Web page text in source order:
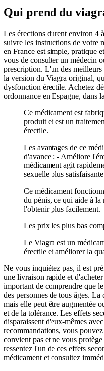
Qui prend du
Les érections durent environ 4
suivre les instructions de votre
en France est simple, pratique
vous de consulter un médecin
prescription. L'un des meilleurs
la version du Viagra original,
dysfonction érectile. Achetez
ordonnance en Espagne, dans
Ce médicament est
produit et est un
érectile.
Les avantages de ce
d'avance : - Améliore
médicament agit
sexuelle plus satisfaisante.
Ce médicament
du pénis, ce qui aide à la
l'obtenir plus facilement.
Les prix les plus bas
Le Viagra est un
érectile et améliorer la
Ne vous inquiétez pas, il est
une livraison rapide et
important de comprendre que
des personnes de tous âges. La
mais elle peut être augmentée
et de la tolérance. Les effets
disparaissent d'eux-mêmes
recommandations, vous
convient pas et ne vous
ressentez l'un de ces effets
médicament et consultez